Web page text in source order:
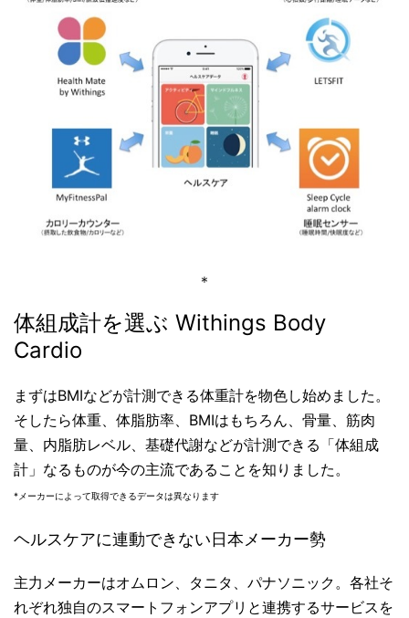
＊
体組成計を選ぶ Withings Body
Cardio
まずはBMIなどが計測できる体重計を物色し始めました。
そしたら体重、体脂肪率、BMIはもちろん、骨量、筋肉
量、内脂肪レベル、基礎代謝などが計測できる「体組成
計」なるものが今の主流であることを知りました。
*メーカーによって取得できるデータは異なります
ヘルスケアに連動できない日本メーカー勢
主力メーカーはオムロン、タニタ、パナソニック。各社そ
れぞれ独自のスマートフォンアプリと連携するサービスを